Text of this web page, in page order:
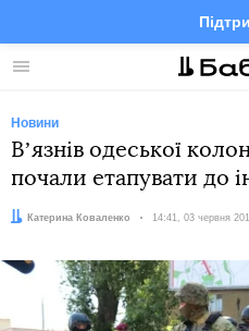
Меню
Новини
Вʼязнів одеської
почали етапувати до
Автор:Катерина Коваленко Дата:
14:41, 03 червня